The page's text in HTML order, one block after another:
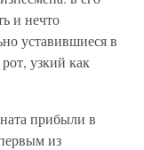
и нечто
уставившиеся в
узкий как
прибыли в
из